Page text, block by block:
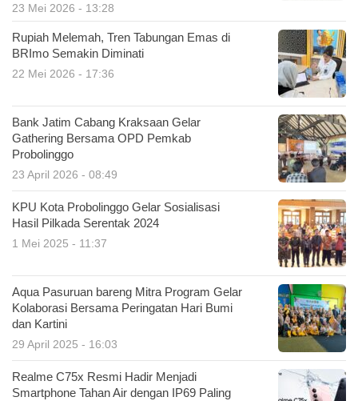
23 Mei 2026 - 13:28
Rupiah Melemah, Tren Tabungan Emas di
BRImo Semakin Diminati
22 Mei 2026 - 17:36
Bank Jatim Cabang Kraksaan Gelar
Gathering Bersama OPD Pemkab
Probolinggo
23 April 2026 - 08:49
KPU Kota Probolinggo Gelar Sosialisasi
Hasil Pilkada Serentak 2024
1 Mei 2025 - 11:37
Aqua Pasuruan bareng Mitra Program Gelar
Kolaborasi Bersama Peringatan Hari Bumi
dan Kartini
29 April 2025 - 16:03
Realme C75x Resmi Hadir Menjadi
Smartphone Tahan Air dengan IP69 Paling